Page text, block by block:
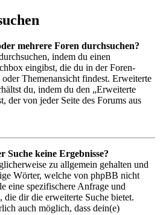
mehrere Foren durchsuchen?
indem du einen
eingibst, die du in der Foren-
Themenansicht findest. Erweiterte
du, indem du den „Erweiterte
der von jeder Seite des Forums aus
Suche keine Ergebnisse?
zu allgemein gehalten und
Wörter, welche von phpBB nicht
eine spezifischere Anfrage und
die dir die erweiterte Suche bietet.
auch möglich, dass dein(e)